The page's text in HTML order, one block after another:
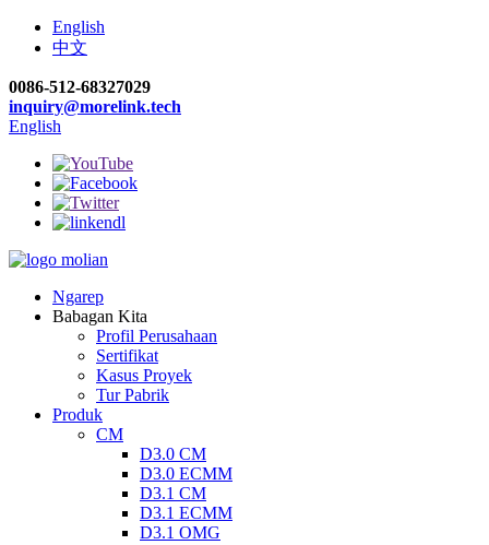
English
中文
0086-512-68327029
inquiry@morelink.tech
English
Ngarep
Babagan Kita
Profil Perusahaan
Sertifikat
Kasus Proyek
Tur Pabrik
Produk
CM
D3.0 CM
D3.0 ECMM
D3.1 CM
D3.1 ECMM
D3.1 OMG